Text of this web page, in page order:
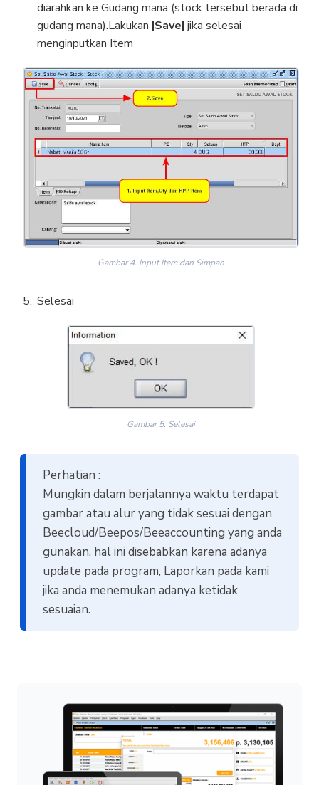
diarahkan ke Gudang mana (stock tersebut berada di
gudang mana).Lakukan |Save| jika selesai
menginputkan Item
Gambar 4. Input Item dan Simpan
Selesai
Gambar 5. Selesai
Perhatian :
Mungkin dalam berjalannya waktu terdapat
gambar atau alur yang tidak sesuai dengan
Beecloud/Beepos/Beeaccounting yang anda
gunakan, hal ini disebabkan karena adanya
update pada program, Laporkan pada kami
jika anda menemukan adanya ketidak
sesuaian.